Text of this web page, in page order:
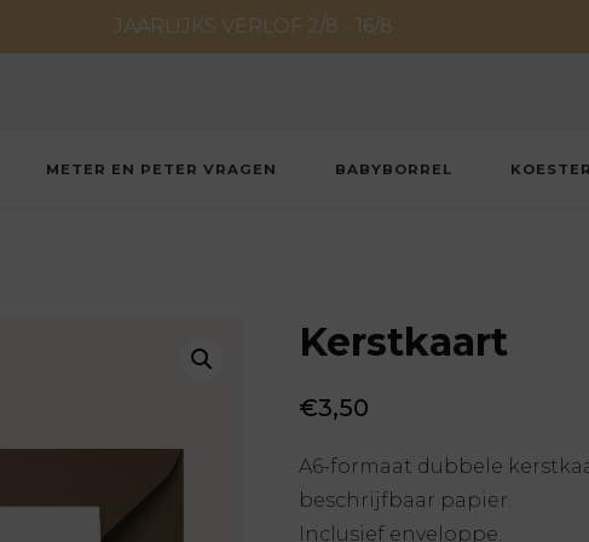
JAARLIJKS VERLOF 2/8 - 16/8
METER EN PETER VRAGEN BABYBORREL
Kerstkaart
€3,50
A6-formaat dubbele
beschrijfbaar papier.
Inclusief enveloppe.